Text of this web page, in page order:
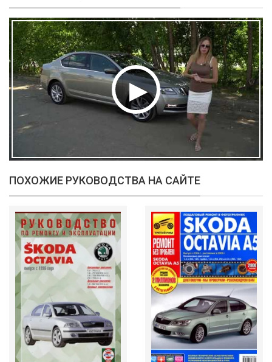
ПОХОЖИЕ РУКОВОДСТВА НА САЙТЕ